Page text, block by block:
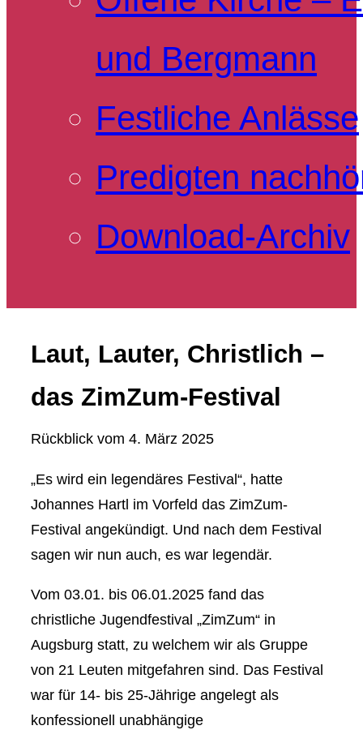
und Bergmann
Festliche Anlässe
Predigten
Download-Archiv
Laut, Lauter, Christlich –
das ZimZum-Festival
Rückblick vom 4. März 2025
„Es wird ein legendäres Festival“, hatte
Johannes Hartl im Vorfeld das ZimZum-
Festival angekündigt. Und nach dem Festival
sagen wir nun auch, es war legendär.
Vom 03.01. bis 06.01.2025 fand das
christliche Jugendfestival „ZimZum“ in
Augsburg statt, zu welchem wir als Gruppe
von 21 Leuten mitgefahren sind. Das Festival
war für 14- bis 25-Jährige angelegt als
konfessionell unabhängige